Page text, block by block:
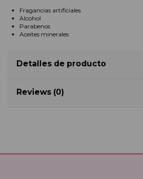
Fragancias artificiales
Alcohol
Parabenos
Aceites minerales
Detalles de producto
Reviews (0)